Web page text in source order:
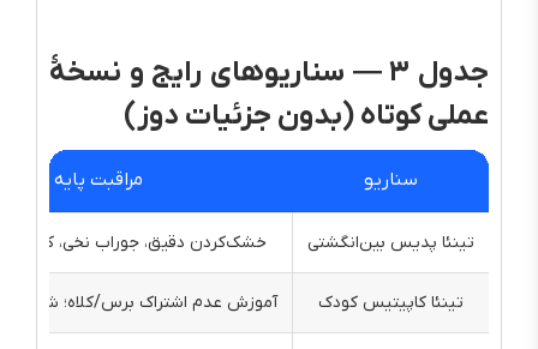
جدول ۳ — سناریوهای رایج و نسخهٔ
عملی کوتاه (بدون جزئیات دوز)
سناریو مراقبت پایه
تینئا پدیس بین‌انگشتی خشک‌کردن دقیق، جوراب نخی، کفش
تینئا کاپیتیس کودک آموزش عدم اشتراک برس/کلاه؛